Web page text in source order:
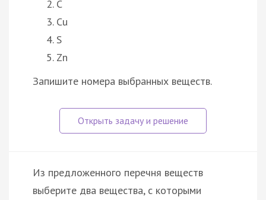
C
Cu
S
Zn
Запишите номера выбранных веществ.
Из предложенного перечня веществ
выберите два вещества, с которыми